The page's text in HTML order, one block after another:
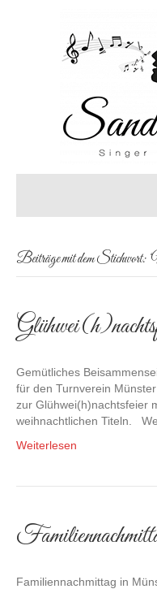
Beiträge mit dem Stichwort:
Gemütliches
für den Turnverein
zur Glühwei(h)nachtsfeier
weihnachtlichen Titeln.
Weiterlesen
Familiennachmittag in